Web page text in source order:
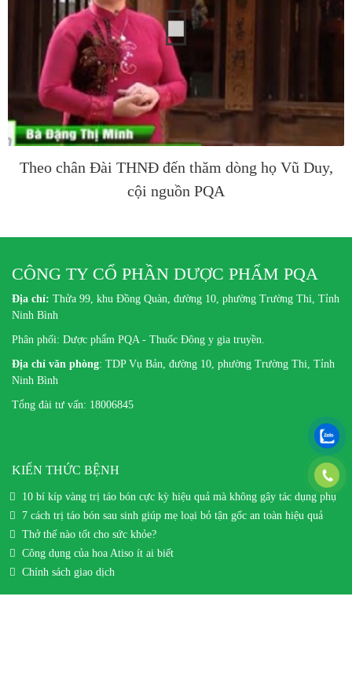
Theo chân Đài THNĐ đến thăm dòng họ Vũ Duy,
cội nguồn PQA
CÔNG TY CỔ PHẦN DƯỢC PHẨM PQA
Địa chỉ: Thửa 99, khu Đồng Quàn, đường 10, phường Trường Thi, Tỉnh
Ninh Bình
Phân phối: Dược phẩm PQA - Thuốc Đông y gia truyền.
Địa chỉ văn phòng: TDP Vụ Bản, đường 10, phường Trường Thi, Tỉnh
Ninh Bình
Tổng đài tư vấn: 18006845
KIẾN THỨC BỆNH
10 bí kíp vàng trị táo bón cực kỳ hiệu quả mà không gây tác dụng phụ
7 cách trị táo bón sau sinh giúp mẹ loại bỏ tận gốc an toàn hiệu quả
Thở thế nào tốt cho sức khỏe?
Công dụng của hoa Atiso ít ai biết
Chính sách giao dịch